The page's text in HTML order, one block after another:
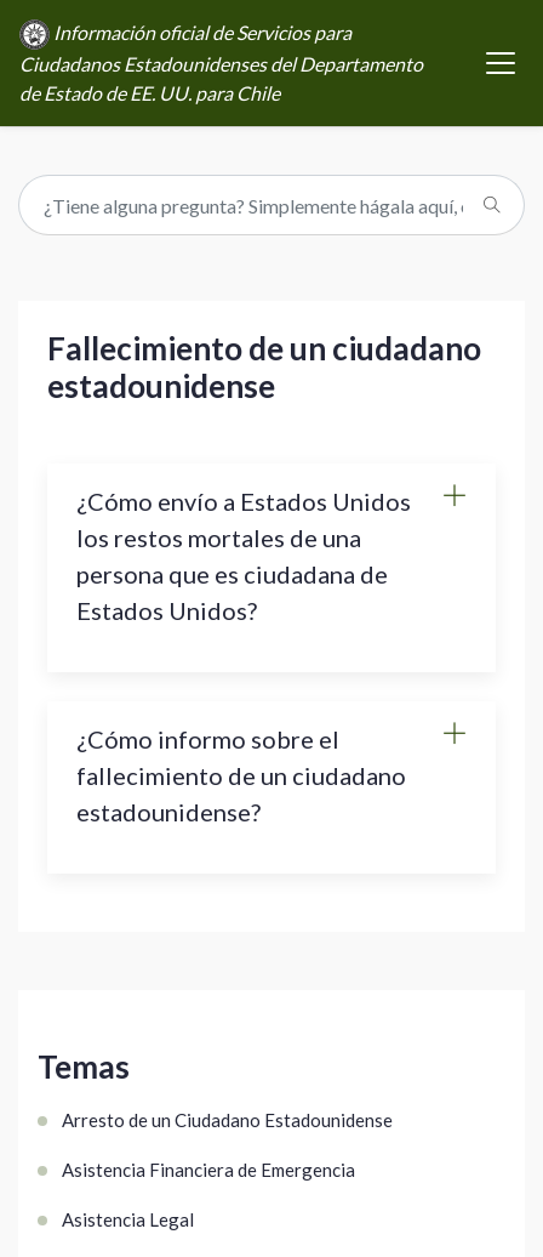
Información oficial de Servicios para
Ciudadanos Estadounidenses del Departamento
de Estado de EE. UU. para Chile
Temas
Arresto de un Ciudadano Estadounidense
Asistencia Financiera de Emergencia
Asistencia Legal
Fallecimiento de un ciudadano
estadounidense
¿Cómo envío a Estados Unidos
los restos mortales de una
persona que es ciudadana de
Estados Unidos?
¿Cómo informo sobre el
fallecimiento de un ciudadano
estadounidense?